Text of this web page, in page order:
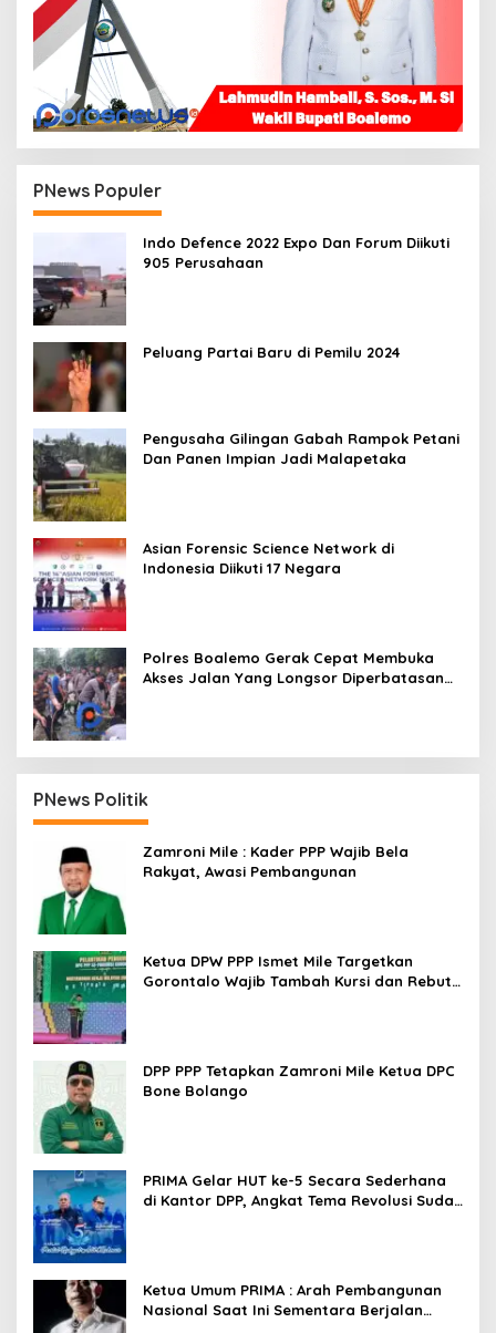
PNews Populer
Indo Defence 2022 Expo Dan Forum Diikuti
905 Perusahaan
Peluang Partai Baru di Pemilu 2024
Pengusaha Gilingan Gabah Rampok Petani
Dan Panen Impian Jadi Malapetaka
Asian Forensic Science Network di
Indonesia Diikuti 17 Negara
Polres Boalemo Gerak Cepat Membuka
Akses Jalan Yang Longsor Diperbatasan
PNews Politik
Zamroni Mile : Kader PPP Wajib Bela
Rakyat, Awasi Pembangunan
Ketua DPW PPP Ismet Mile Targetkan
Gorontalo Wajib Tambah Kursi dan Rebut
DPP PPP Tetapkan Zamroni Mile Ketua DPC
Bone Bolango
PRIMA Gelar HUT ke-5 Secara Sederhana
di Kantor DPP, Angkat Tema Revolusi Sudah
Ketua Umum PRIMA : Arah Pembangunan
Nasional Saat Ini Sementara Berjalan